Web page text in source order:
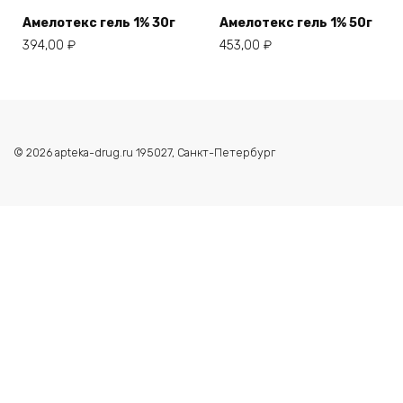
Амелотекс гель 1% 30г
394,00 ₽
Амелотекс гель 1% 50г
453,00 ₽
© 2026 apteka-drug.ru 195027, Санкт-Петербург